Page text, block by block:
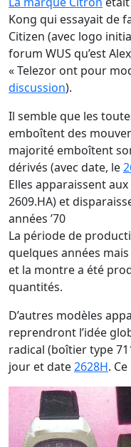
Kong qui essayait de
Citizen (avec logo
forum WUS qu’est
« Telezor ont pour
discussion).
Il semble que les
emboîtent des
majorité emboîtent
dérivés (avec date, le
Elles apparaissent
2609.HA) et
années ’70
La période de
quelques années
et la montre a été
quantités.
D’autres modèles
reprendront l’idée
radical (boîtier type
jour et date2628H.